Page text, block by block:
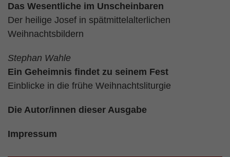
Das Wesentliche im Unscheinbaren
Der heilige Josef in spätmittelalterlichen
Weihnachtsbildern
Stephan Wahle
Ein Geheimnis findet zu seinem Fest
Einblicke in die frühe Weihnachtsliturgie
Die Autor/innen dieser Ausgabe
Impressum